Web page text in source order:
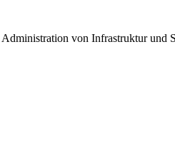
von Infrastruktur und